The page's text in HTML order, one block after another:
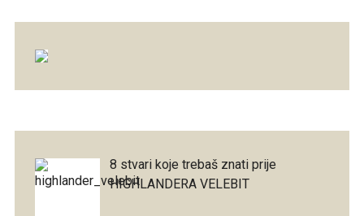
8 stvari koje trebaš znati prije
HIGHLANDERA VELEBIT